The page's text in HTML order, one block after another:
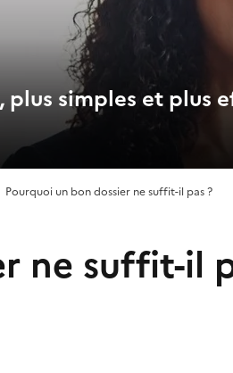
plus simples et plus
Pourquoi un bon dossier ne suffit-il pas ?
ne suffit-il